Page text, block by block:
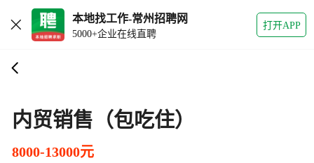
本地找工作-常州招聘网
5000+企业在线直聘
打开APP
内贸销售（包吃住）
8000-13000元